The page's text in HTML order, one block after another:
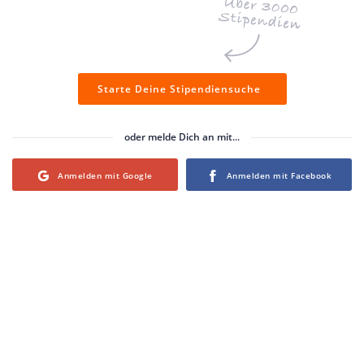
Starte Deine Stipendiensuche
oder melde Dich an mit...
Login with Google Login with Facebook